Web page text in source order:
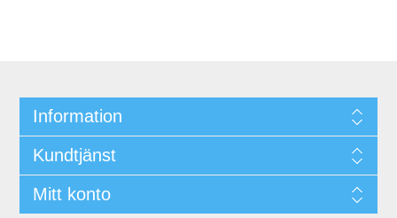
Information
Kundtjänst
Mitt konto